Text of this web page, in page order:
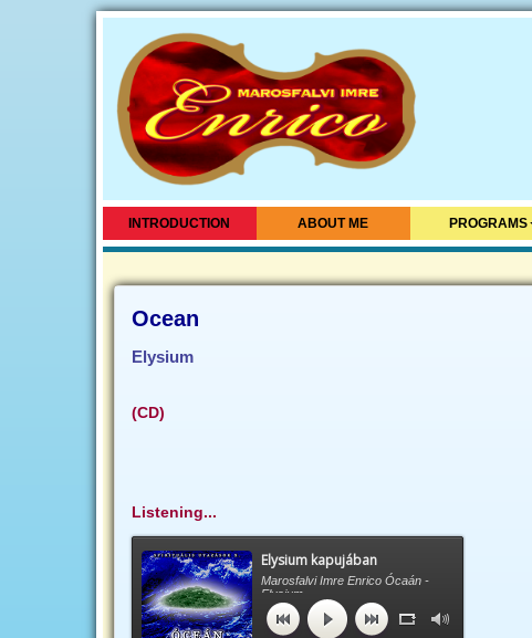
INTRODUCTION ABOUT ME PROGRAMS
Ocean
Elysium
(CD)
Listening...